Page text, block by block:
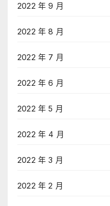
2022 年 9 月
2022 年 8 月
2022 年 7 月
2022 年 6 月
2022 年 5 月
2022 年 4 月
2022 年 3 月
2022 年 2 月